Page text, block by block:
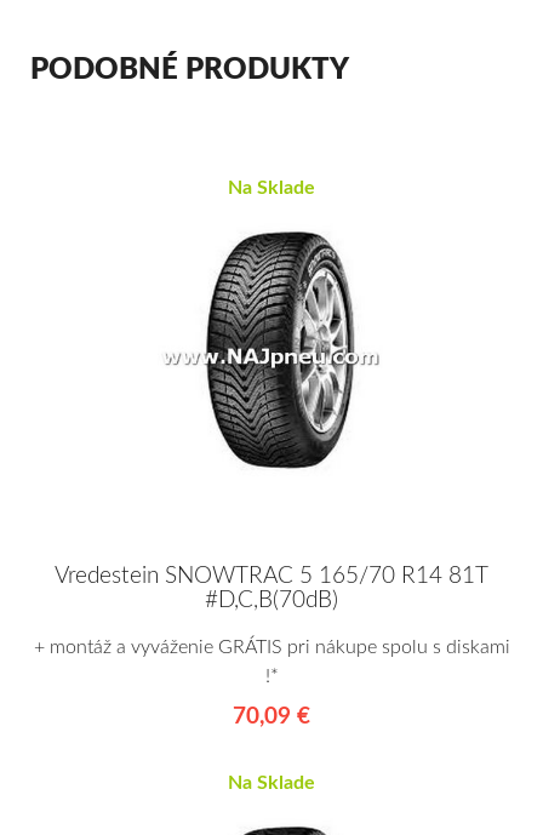
PODOBNÉ PRODUKTY
Na Sklade
Vredestein SNOWTRAC 5 165/70 R14 81T
#D,C,B(70dB)
+ montáž a vyváženie GRÁTIS pri nákupe spolu s diskami
!*
70,09 €
Na Sklade